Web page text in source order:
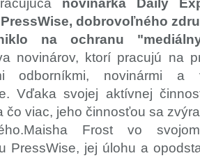
novinárka Daily
dobrovoľného
na ochranu
novinárov, ktorí pracujú na
odborníkmi, novinármi a
Vďaka svojej aktívnej
čo viac, jeho činnosťou sa
Frost vo
PressWise, jej úlohu a